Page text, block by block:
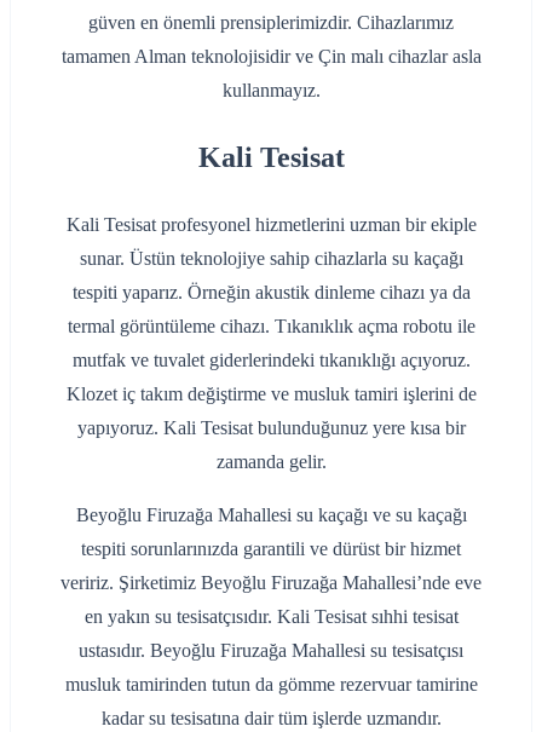
güven en önemli prensiplerimizdir. Cihazlarımız
tamamen Alman teknolojisidir ve Çin malı cihazlar asla
kullanmayız.
Kali Tesisat
Kali Tesisat profesyonel hizmetlerini uzman bir ekiple
sunar. Üstün teknolojiye sahip cihazlarla su kaçağı
tespiti yaparız. Örneğin akustik dinleme cihazı ya da
termal görüntüleme cihazı. Tıkanıklık açma robotu ile
mutfak ve tuvalet giderlerindeki tıkanıklığı açıyoruz.
Klozet iç takım değiştirme ve musluk tamiri işlerini de
yapıyoruz. Kali Tesisat bulunduğunuz yere kısa bir
zamanda gelir.
Beyoğlu Firuzağa Mahallesi su kaçağı ve su kaçağı
tespiti sorunlarınızda garantili ve dürüst bir hizmet
veririz. Şirketimiz Beyoğlu Firuzağa Mahallesi’nde eve
en yakın su tesisatçısıdır. Kali Tesisat sıhhi tesisat
ustasıdır. Beyoğlu Firuzağa Mahallesi su tesisatçısı
musluk tamirinden tutun da gömme rezervuar tamirine
kadar su tesisatına dair tüm işlerde uzmandır.